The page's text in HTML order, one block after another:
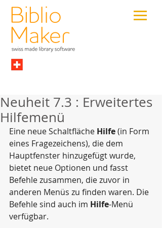
Neuheit 7.3 : Erweitertes
Hilfemenü
Eine neue Schaltfläche Hilfe (in Form
eines Fragezeichens), die dem
Hauptfenster hinzugefügt wurde,
bietet neue Optionen und fasst
Befehle zusammen, die zuvor in
anderen Menüs zu finden waren. Die
Befehle sind auch im Hilfe-Menü
verfügbar.